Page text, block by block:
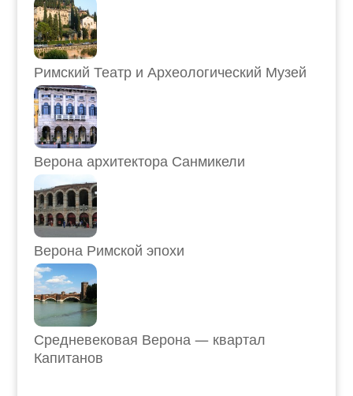
Римский Театр и Археологический Музей
Верона архитектора Санмикели
Верона Римской эпохи
Средневековая Верона — квартал
Капитанов